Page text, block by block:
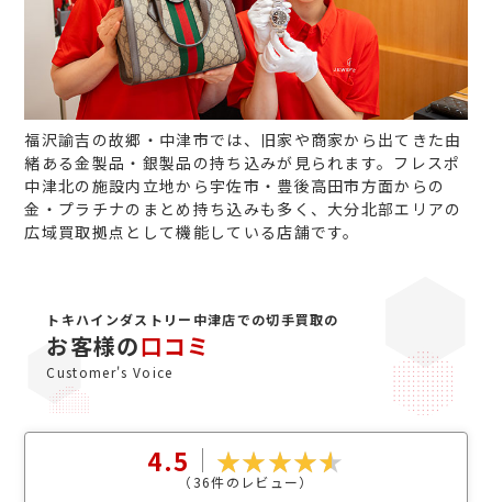
福沢諭吉の故郷・中津市では、旧家や商家から出てきた由
緒ある金製品・銀製品の持ち込みが見られます。フレスポ
中津北の施設内立地から宇佐市・豊後高田市方面からの
金・プラチナのまとめ持ち込みも多く、大分北部エリアの
広域買取拠点として機能している店舗です。
トキハインダストリー中津店での切手買取の
お客様の口コミ
Customer's Voice
4.5
（36件のレビュー）